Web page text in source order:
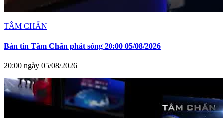
TÂM CHẤN
Bản tin Tâm Chấn phát sóng 20:00 05/08/2026
20:00 ngày 05/08/2026